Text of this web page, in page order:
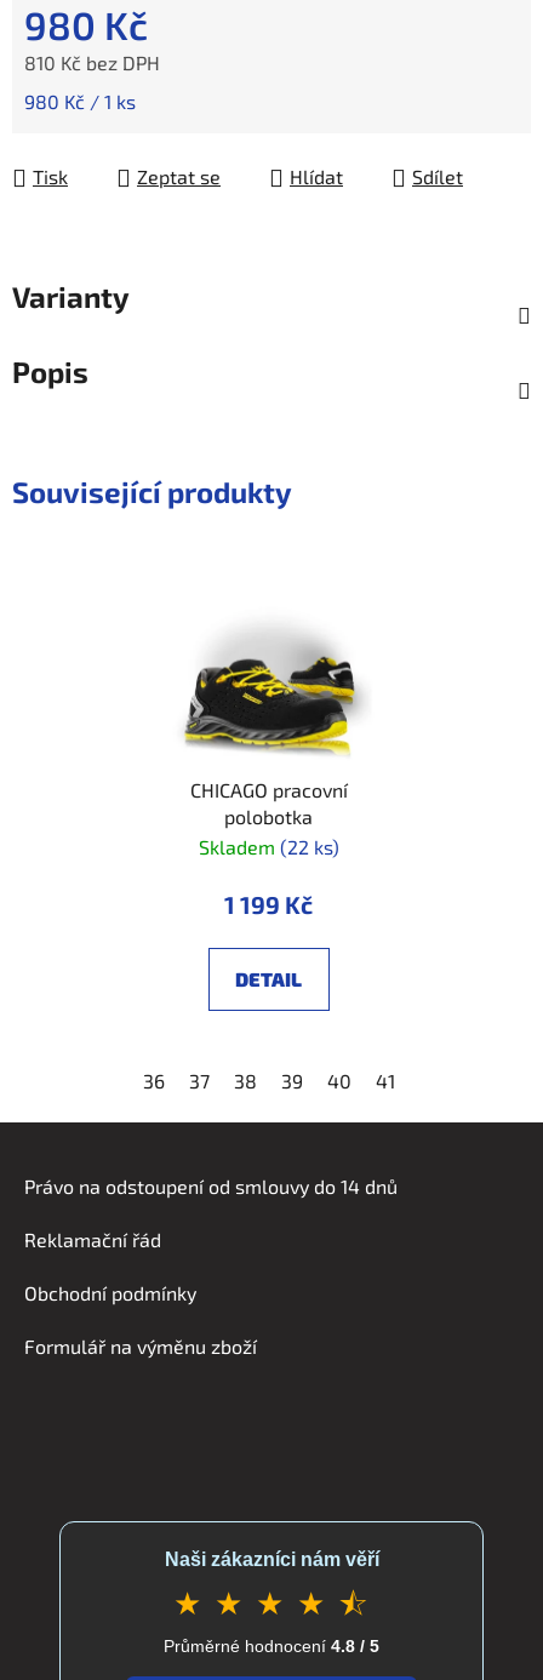
980 Kč
810 Kč bez DPH
Měrná cena:
980 Kč / 1 ks
Tisk Zeptat se Hlídat Sdílet
Varianty
Popis
Související produkty
CHICAGO pracovní
polobotka
Skladem (22 ks)
1 199 Kč
DETAIL
36 37 38 39 40 41
Právo na odstoupení od smlouvy do 14 dnů
Reklamační řád
Obchodní podmínky
Formulář na výměnu zboží
Naši zákazníci nám věří
★ ★ ★ ★ ⯪
Průměrné hodnocení 4.8 / 5